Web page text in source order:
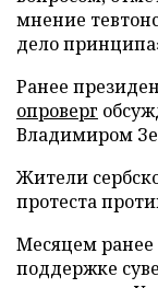
мнение
дело
Ранее
опроверг
Владимиром
Жители
протеста
Месяцем ранее
поддержке